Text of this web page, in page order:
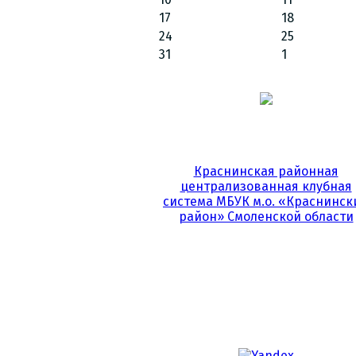
17
18
24
25
31
1
Краснинская районная
централизованная клубная
система МБУК м.о.
район» Смоленской области